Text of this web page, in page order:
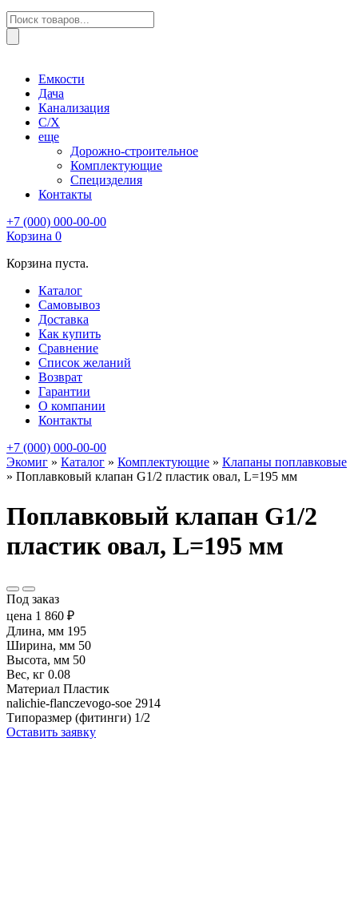
Поиск
товаров
Емкости
Дача
Канализация
С/Х
еще
Дорожно-строительное
Комплектующие
Специзделия
Контакты
+7 (000) 000-00-00
Корзина 0
Корзина пуста.
Каталог
Самовывоз
Доставка
Как купить
Сравнение
Список желаний
Возврат
Гарантии
О компании
Контакты
+7 (000) 000-00-00
Экомиг » Каталог » Комплектующие » Клапаны поплавковые
» Поплавковый клапан G1/2 пластик овал, L=195 мм
Поплавковый клапан G1/2
пластик овал, L=195 мм
Под заказ
цена 1 860 ₽
Длина, мм 195
Ширина, мм 50
Высота, мм 50
Вес, кг 0.08
Материал Пластик
nalichie-flanczevogo-soe 2914
Типоразмер (фитинги) 1/2
Оставить заявку